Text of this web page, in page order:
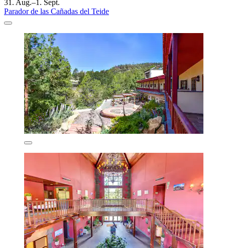
31. Aug.–1. Sept.
Parador de las Cañadas del Teide